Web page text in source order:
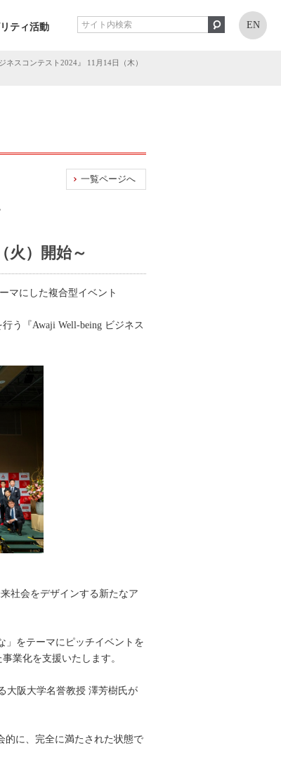
ティ活動 EN
スコンテスト2024』 11月14日（木）
一覧ページへ
火）開始～
マにした複合型イベント
う『Awaji Well-being ビジネス
社会をデザインする新たなア
」をテーマにピッチイベントを
業化を支援いたします。
大阪大学名誉教授 澤芳樹氏が
的に、完全に満たされた状態で